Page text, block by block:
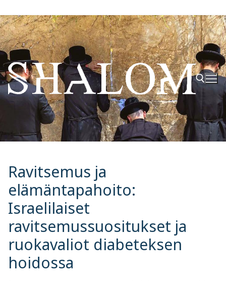
Hyppää
sisältöön
Hae:
Ravitsemus ja
elämäntapahoito:
Israelilaiset
ravitsemussuositukset ja
ruokavaliot diabeteksen
hoidossa